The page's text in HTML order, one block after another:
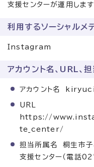
支援センターが運用します
利用するソーシャルメ
Instagram
アカウント名、URL、
アカウント名
URL
https://
te_center/
担当所属名 桐生市子
支援センター（電話